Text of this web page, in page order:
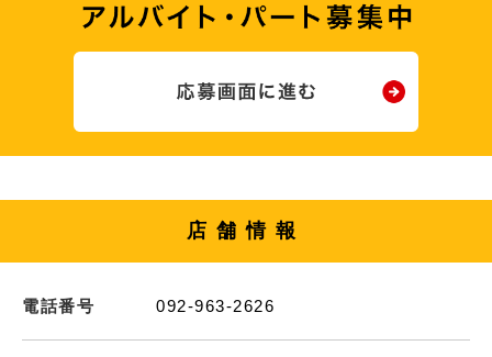
店舗情報
電話番号 092-963-2626